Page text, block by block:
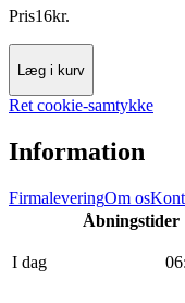
Pris16kr.
Læg i kurv
Ret cookie-samtykke
Information
FirmaleveringOm os
Åbningstider
I dag 06: